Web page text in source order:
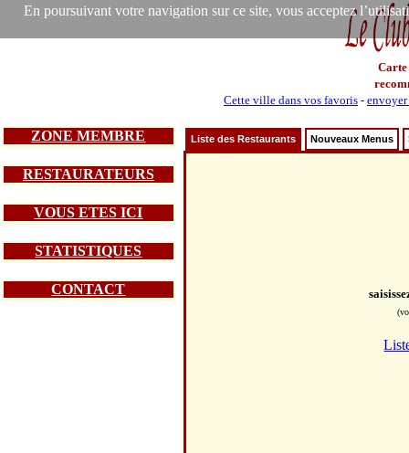
En poursuivant votre navigation sur ce site, vous acceptez
Carte
Cette ville dans vos favoris -
ZONE MEMBRE
RESTAURATEURS
VOUS ETES ICI
STATISTIQUES
CONTACT
Liste des Restaurants Nouveaux Menus